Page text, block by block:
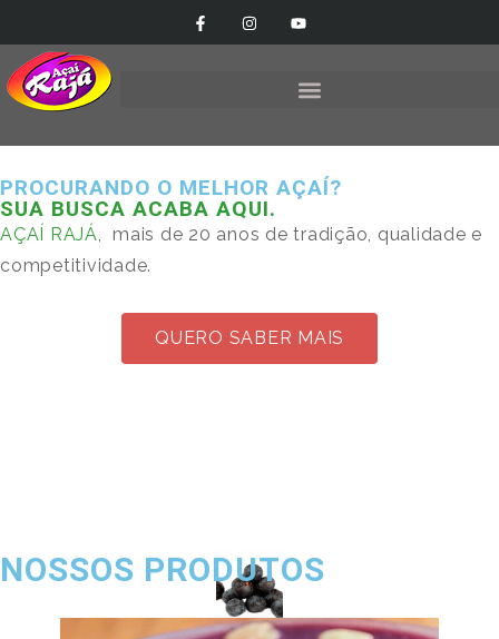
PROCURANDO O MELHOR AÇAÍ?
SUA BUSCA ACABA AQUI.
AÇAÍ RAJÁ, mais de 20 anos de tradição, qualidade e
competitividade.
QUERO SABER MAIS
NOSSOS PRODUTOS